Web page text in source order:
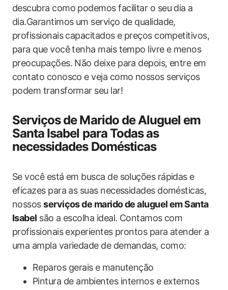
descubra como podemos facilitar o seu dia a
dia.Garantimos um serviço de qualidade,
profissionais capacitados e preços competitivos,
para que você tenha mais tempo livre e menos
preocupações. Não deixe para depois, entre em
contato conosco e veja como nossos serviços
podem transformar seu lar!
Serviços de Marido de Aluguel em
Santa Isabel para Todas as
necessidades Domésticas
Se você está em busca de soluções rápidas e
eficazes para as suas necessidades domésticas,
nossosserviços de marido de aluguel em Santa
Isabel são a escolha ideal. Contamos com
profissionais experientes prontos para atender a
uma ampla variedade de demandas, como:
Reparos gerais e manutenção
Pintura de ambientes internos e externos